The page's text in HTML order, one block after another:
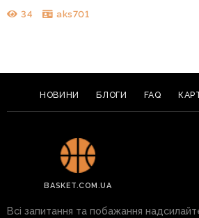
34 aks701
НОВИНИ БЛОГИ FAQ
BASKET.COM.UA
Всі запитання та побажання